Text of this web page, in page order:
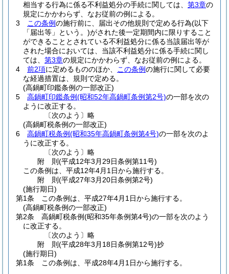
相当する行為に係る不利益処分の手続に関しては、 第3章の
規定にかかわらず、なお従前の例による。
3
この条例の施行前に、届出その他規則で定める行為(以下
「届出等」という。)がされた後一定期間内に限りすること
ができることとされている不利益処分に係る当該届出等が
された場合においては、当該不利益処分に係る手続に関し
ては、 第3章の規定にかかわらず、なお従前の例による。
4
前2項に定めるもののほか、 この条例の施行に関して必要
な経過措置は、規則で定める。
(高鍋町印鑑条例の一部改正)
5
高鍋町印鑑条例(昭和52年高鍋町条例第2号)の一部を次の
ように改正する。
〔次のよう〕略
(高鍋町税条例の一部改正)
6
高鍋町税条例(昭和35年高鍋町条例第4号)の一部を次のよ
うに改正する。
〔次のよう〕略
附 則(平成12年3月29日条例第11号)
この条例は、平成12年4月1日から施行する。
附 則(平成27年3月20日条例第2号)
(施行期日)
第1条
この条例は、平成27年4月1日から施行する。
(高鍋町税条例の一部改正)
第2条
高鍋町税条例(昭和35年条例第4号)の一部を次のよう
に改正する。
〔次のよう〕略
附 則(平成28年3月18日条例第12号)抄
(施行期日)
第1条
この条例は、平成28年4月1日から施行する。